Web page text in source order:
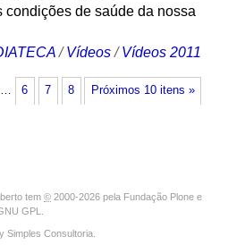
condições de saúde da nossa
/Vídeos /Vídeos 2011
Próximos 10 itens »
… 6 7 8
tem © 2000-2026 pela Fundação Plone e
GPL
Simples Consultoria